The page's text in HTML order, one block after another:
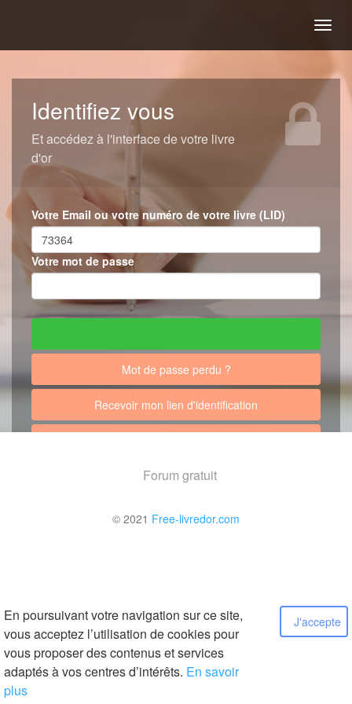
En poursuivant votre navigation sur ce site,
vous acceptez l’utilisation de cookies pour
vous proposer des contenus et services
adaptés à vos centres d’intérêts. En savoir
plus
J'accepte
Identifiez vous
Et accédez à l'interface de votre livre
d'or
Votre Email ou votre numéro de votre livre (LID)
Votre mot de passe
Mot de passe perdu ?
Recevoir mon lien d'identification
Forum gratuit
© 2021 Free-livredor.com